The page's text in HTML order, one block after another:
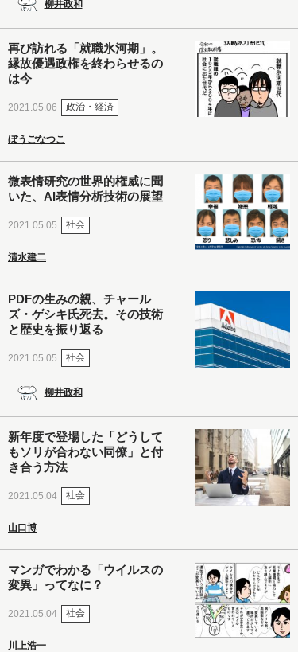
柳井政和
再び訪れる「就職氷河期」。
縁故優遇政権を終わらせるの
は今
2021.05.06 政治・経済
ぼうごなつこ
微表情研究の世界的権威に聞
いた、AI表情分析技術の展望
2021.05.05 社会
清水建二
PDFの生みの親、チャール
ズ・ゲシキ氏死去。その技術
と歴史を振り返る
2021.05.05 社会
柳井政和
新年度で登場した「どうして
もソリが合わない同僚」と付
き合う方法
2021.05.04 社会
山口博
マンガでわかる「ウイルスの
変異」ってなに？
2021.05.04 社会
川上浩一